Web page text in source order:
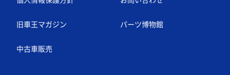
旧車王マガジン パーツ博物館
中古車販売